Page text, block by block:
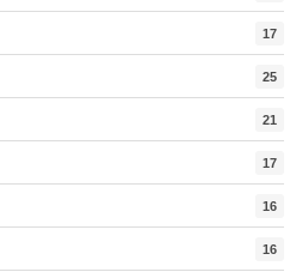
17
25
21
17
16
16